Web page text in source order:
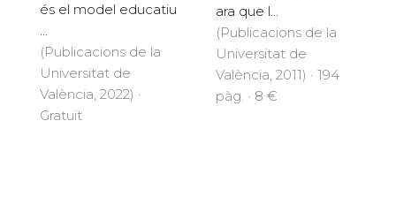
és el model educatiu
...
(Publicacions de la
Universitat de
València, 2022) ·
Gratuït
ara que l...
(Publicacions de la
Universitat de
València, 2011) · 194
pàg. · 8 €